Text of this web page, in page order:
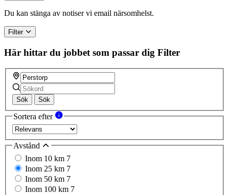
Du kan stänga av notiser vi email närsomhelst.
Filter
Här hittar du jobbet som passar dig Filter
Sök Sök
Sortera efter
Avstånd
Inom 10 km 7
Inom 25 km 7
Inom 50 km 7
Inom 100 km 7